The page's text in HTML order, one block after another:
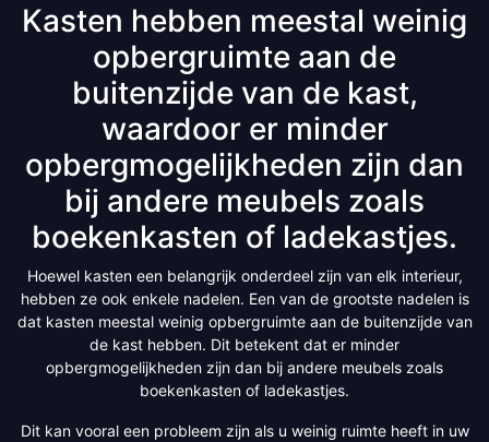
Kasten hebben meestal weinig
opbergruimte aan de
buitenzijde van de kast,
waardoor er minder
opbergmogelijkheden zijn dan
bij andere meubels zoals
boekenkasten of ladekastjes.
Hoewel kasten een belangrijk onderdeel zijn van elk interieur,
hebben ze ook enkele nadelen. Een van de grootste nadelen is
dat kasten meestal weinig opbergruimte aan de buitenzijde van
de kast hebben. Dit betekent dat er minder
opbergmogelijkheden zijn dan bij andere meubels zoals
boekenkasten of ladekastjes.
Dit kan vooral een probleem zijn als u weinig ruimte heeft in uw